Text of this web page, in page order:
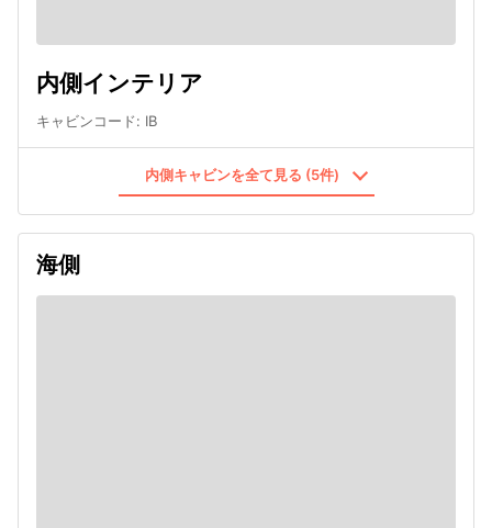
内側インテリア
キャビンコード: IB
内側キャビンを全て見る (5件)
海側